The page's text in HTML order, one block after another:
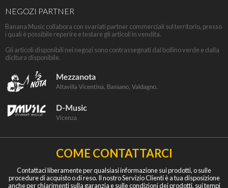
NEGOZI PARTNER
Banana Music collabora con svariati partner commerciali sul territorio, presso
i quali è possibile reperire e testare gli articoli in vendita.
Gli articoli disponibili nei negozi sono contrassegnati dal bollino verde e dalla
dicitura disponibile.
COME CONTATTARCI
Contattaci liberamente per qualsiasi informazione sui prodotti, o sulle
procedure di acquisto o di reso. Il nostro Servizio Clienti è a tua disposizione
anche per chiarimenti sulla garanzia e sulle condizioni dei prodotti, sui tempi